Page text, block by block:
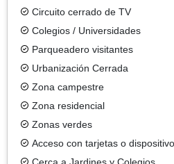
Circuito cerrado de TV
Colegios / Universidades
Parqueadero visitantes
Urbanización Cerrada
Zona campestre
Zona residencial
Zonas verdes
Acceso con tarjetas o
Cerca a Jardines y Colegios